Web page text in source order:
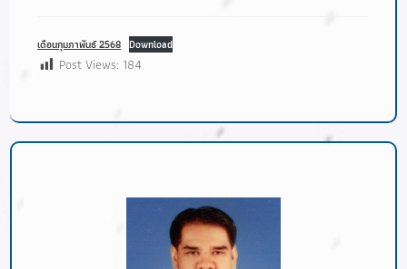
เดือนกุมภาพันธ์ 2568 Download
Post Views: 184